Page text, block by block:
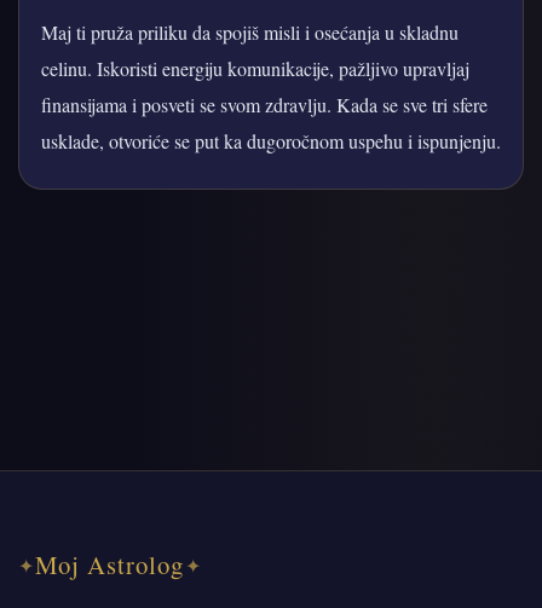
Maj ti pruža priliku da spojiš misli i osećanja u skladnu
celinu. Iskoristi energiju komunikacije, pažljivo upravljaj
finansijama i posveti se svom zdravlju. Kada se sve tri sfere
usklade, otvoriće se put ka dugoročnom uspehu i ispunjenju.
✦Moj Astrolog✦